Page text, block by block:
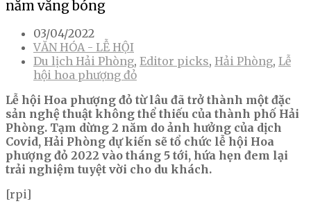
năm vắng bóng
03/04/2022
VĂN HÓA - LỄ HỘI
Du lịch Hải Phòng, Editor picks, Hải Phòng, Lễ
hội hoa phượng đỏ
Lễ hội Hoa phượng đỏ từ lâu đã trở thành một đặc
sản nghệ thuật không thể thiếu của thành phố Hải
Phòng. Tạm dừng 2 năm do ảnh hưởng của dịch
Covid, Hải Phòng dự kiến sẽ tổ chức lễ hội Hoa
phượng đỏ 2022 vào tháng 5 tới, hứa hẹn đem lại
trải nghiệm tuyệt vời cho du khách.
[rpi]